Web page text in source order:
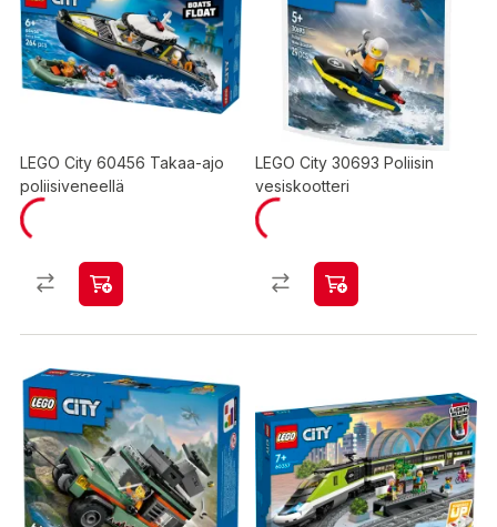
LEGO City 60456 Takaa-ajo
poliisiveneellä
LEGO City 30693 Poliisin
vesiskootteri